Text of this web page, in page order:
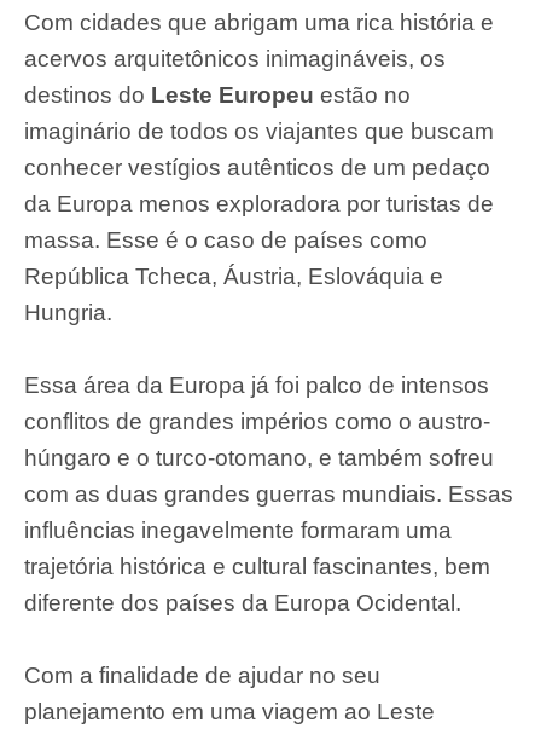
Com cidades que abrigam uma rica história e
acervos arquitetônicos inimagináveis, os
destinos do Leste Europeu estão no
imaginário de todos os viajantes que buscam
conhecer vestígios autênticos de um pedaço
da Europa menos exploradora por turistas de
massa. Esse é o caso de países como
República Tcheca, Áustria, Eslováquia e
Hungria.
Essa área da Europa já foi palco de intensos
conflitos de grandes impérios como o austro-
húngaro e o turco-otomano, e também sofreu
com as duas grandes guerras mundiais. Essas
influências inegavelmente formaram uma
trajetória histórica e cultural fascinantes, bem
diferente dos países da Europa Ocidental.
Com a finalidade de ajudar no seu
planejamento em uma viagem ao Leste